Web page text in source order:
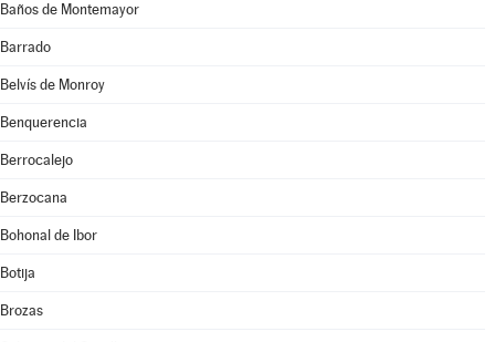
Baños de Montemayor
Barrado
Belvís de Monroy
Benquerencia
Berrocalejo
Berzocana
Bohonal de Ibor
Botija
Brozas